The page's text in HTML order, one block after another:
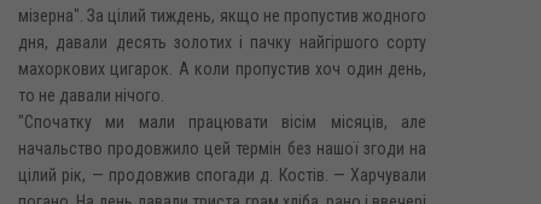
мізерна". За цілий тиждень, якщо не пропустив жодного
дня, давали десять золотих і пачку найгіршого сорту
махоркових цигарок. А коли пропустив хоч один день,
то не давали нічого.
"Спочатку ми мали працювати вісім місяців, але
начальство продовжило цей термін без нашої згоди на
цілий рік, — продовжив спогади д. Костів. — Харчували